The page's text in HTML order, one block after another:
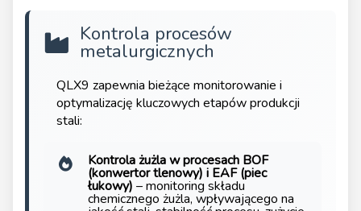
Kontrola procesów
metalurgicznych
QLX9 zapewnia bieżące monitorowanie i
optymalizację kluczowych etapów produkcji
stali:
Kontrola żużla w procesach BOF
(konwertor tlenowy) i EAF (piec
łukowy) – monitoring składu
chemicznego żużla, wpływającego na